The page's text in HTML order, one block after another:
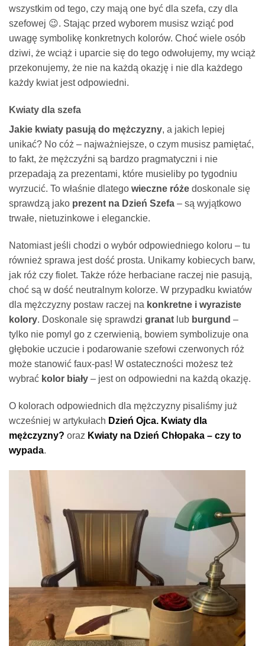
wszystkim od tego, czy mają one być dla szefa, czy dla
szefowej 😉. Stając przed wyborem musisz wziąć pod
uwagę symbolikę konkretnych kolorów. Choć wiele osób
dziwi, że wciąż i uparcie się do tego odwołujemy, my wciąż
przekonujemy, że nie na każdą okazję i nie dla każdego
każdy kwiat jest odpowiedni.
Kwiaty dla szefa
Jakie kwiaty pasują do mężczyzny, a jakich lepiej
unikać? No cóż – najważniejsze, o czym musisz pamiętać,
to fakt, że mężczyźni są bardzo pragmatyczni i nie
przepadają za prezentami, które musieliby po tygodniu
wyrzucić. To właśnie dlatego wieczne róże doskonale się
sprawdzą jako prezent na Dzień Szefa – są wyjątkowo
trwałe, nietuzinkowe i eleganckie.
Natomiast jeśli chodzi o wybór odpowiedniego koloru – tu
również sprawa jest dość prosta. Unikamy kobiecych barw,
jak róż czy fiolet. Także róże herbaciane raczej nie pasują,
choć są w dość neutralnym kolorze. W przypadku kwiatów
dla mężczyzny postaw raczej na konkretne i wyraziste
kolory. Doskonale się sprawdzi granat lub burgund –
tylko nie pomyl go z czerwienią, bowiem symbolizuje ona
głębokie uczucie i podarowanie szefowi czerwonych róż
może stanowić faux-pas! W ostateczności możesz też
wybrać kolor biały – jest on odpowiedni na każdą okazję.
O kolorach odpowiednich dla mężczyzny pisaliśmy już
wcześniej w artykułach Dzień Ojca. Kwiaty dla
mężczyzny? oraz Kwiaty na Dzień Chłopaka – czy to
wypada.